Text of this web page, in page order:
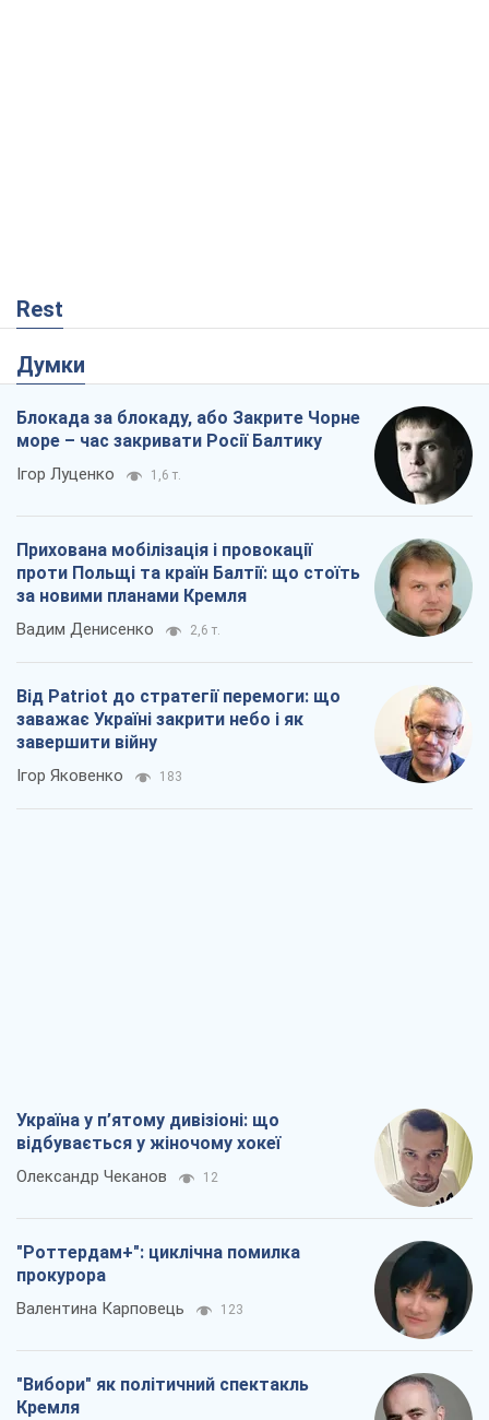
Rest
Думки
Блокада за блокаду, або Закрите Чорне
море – час закривати Росії Балтику
Ігор Луценко 1,6 т.
Прихована мобілізація і провокації
проти Польщі та країн Балтії: що стоїть
за новими планами Кремля
Вадим Денисенко 2,6 т.
Від Patriot до стратегії перемоги: що
заважає Україні закрити небо і як
завершити війну
Ігор Яковенко 183
Україна у п’ятому дивізіоні: що
відбувається у жіночому хокеї
Олександр Чеканов 12
"Роттердам+": циклічна помилка
прокурора
Валентина Карповець 123
"Вибори" як політичний спектакль
Кремля